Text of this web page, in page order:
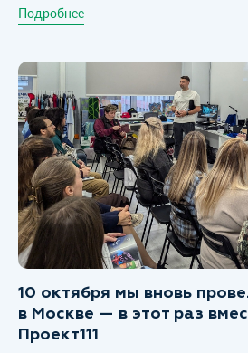
Подробнее
10 октября мы вновь
в Москве — в этот раз
Проект111